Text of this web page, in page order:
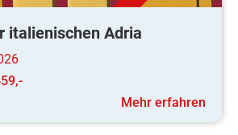
italienischen Adria
Mehr erfahren